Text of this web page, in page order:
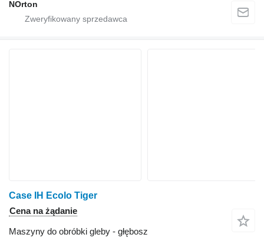
NOrton
Case IH Ecolo Tiger
Cena na żądanie
Maszyny do obróbki gleby - głębosz